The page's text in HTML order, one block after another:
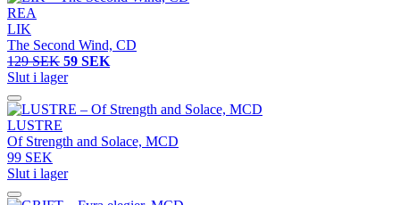
REA
LIK
The Second Wind, CD
129 SEK 59 SEK
Slut i lager
LUSTRE
Of Strength and Solace, MCD
99 SEK
Slut i lager